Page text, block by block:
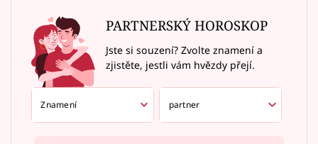
PARTNERSKÝ HOROSKOP
Jste si souzení? Zvolte znamení a
zjistěte, jestli vám hvězdy přejí.